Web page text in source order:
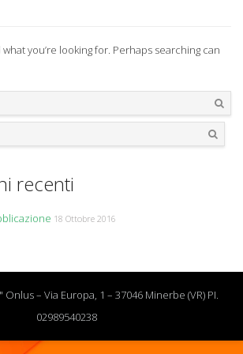
what you’re looking for. Perhaps searching can
recenti
18 Ottobre 2016
– Via Europa, 1 – 37046 Minerbe (VR) PI.
02989540238